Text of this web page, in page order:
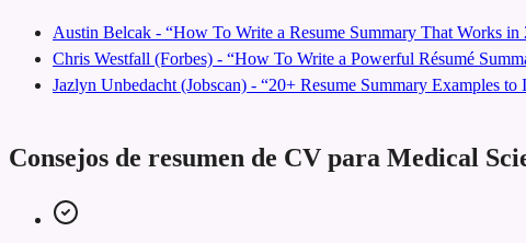
Austin Belcak - “How To Write a Resume Summary That Works in
Chris Westfall (Forbes) - “How To Write a Powerful Résumé
Jazlyn Unbedacht (Jobscan) - “20+ Resume Summary Examples to
Consejos de resumen de CV para Medical